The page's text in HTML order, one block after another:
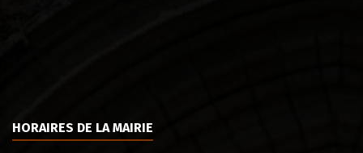
HORAIRES DE LA MAIRIE